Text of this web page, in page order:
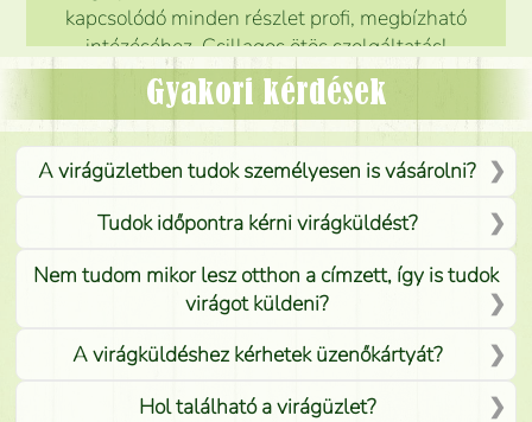
kapcsolódó minden részlet profi, megbízható
intézéséhez. Csillagos ötös szolgáltatás!
Mónika
Gyakori kérdések
A virágüzletben tudok személyesen is vásárolni?
Tudok időpontra kérni virágküldést?
Nem tudom mikor lesz otthon a címzett, így is tudok
virágot küldeni?
A virágküldéshez kérhetek üzenőkártyát?
Hol található a virágüzlet?